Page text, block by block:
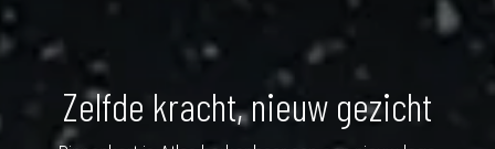
Zelfde kracht, nieuw gezicht